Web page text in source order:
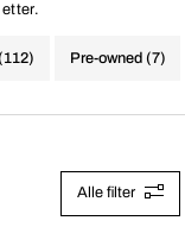
Pre-owned (7)
Alle filter